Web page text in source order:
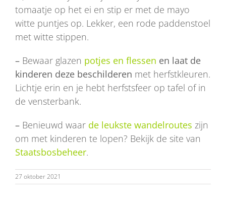
tomaatje op het ei en stip er met de mayo
witte puntjes op. Lekker, een rode paddenstoel
met witte stippen.
– Bewaar glazen potjes en flessen en laat de
kinderen deze beschilderen met herfstkleuren.
Lichtje erin en je hebt herfstsfeer op tafel of in
de vensterbank.
– Benieuwd waar de leukste wandelroutes zijn
om met kinderen te lopen? Bekijk de site van
Staatsbosbeheer.
27 oktober 2021